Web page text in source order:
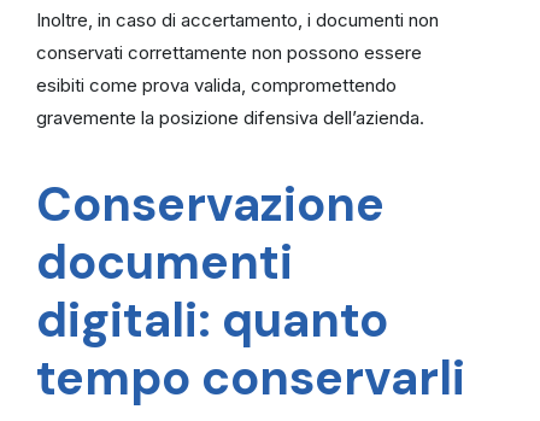
Inoltre, in caso di accertamento, i documenti non
conservati correttamente non possono essere
esibiti come prova valida, compromettendo
gravemente la posizione difensiva dell’azienda.
Conservazione
documenti
digitali: quanto
tempo conservarli